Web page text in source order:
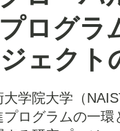
ログラ
ェクト
学院大学（
ログラムの一